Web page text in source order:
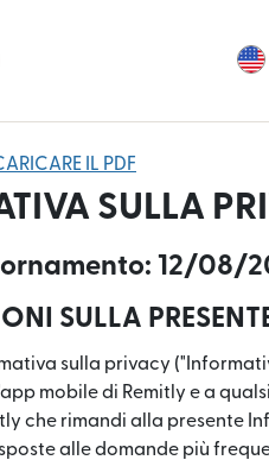
IL PDF
SULLA
12/08/
SULLA
sulla privacy
in una nuova finestra)
mobile di Remitly e a
che rimandi alla presente
in una nuova finestra)
alle domande più